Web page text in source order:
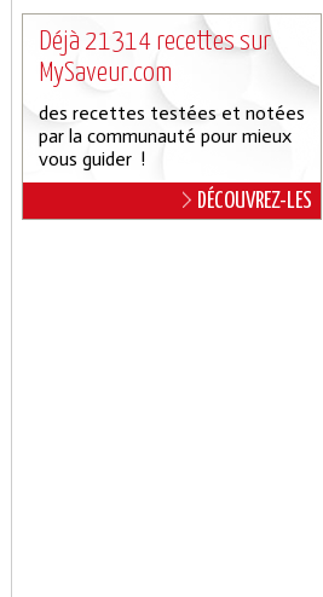
Déjà 21314 recettes sur
MySaveur.com
des recettes testées et notées
par la communauté pour mieux
vous guider !
DÉCOUVREZ-LES